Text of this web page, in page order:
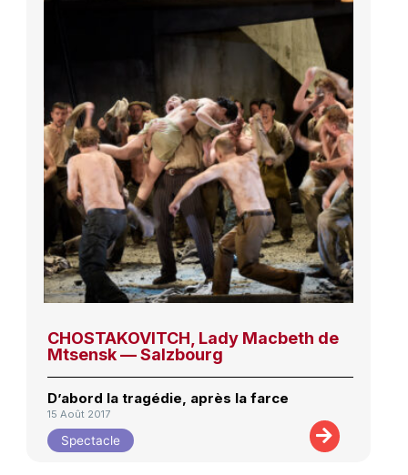
CHOSTAKOVITCH, Lady Macbeth de
Mtsensk — Salzbourg
D’abord la tragédie, après la farce
15 Août 2017
Spectacle